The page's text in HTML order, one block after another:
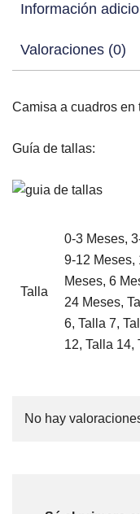
Información
Valoraciones (0)
Camisa a cuadros en
Guía de tallas:
Talla
0-3 Meses,
9-12 Meses,
Meses, 6
24 Meses,
6, Talla 7,
12, Talla 14,
No hay